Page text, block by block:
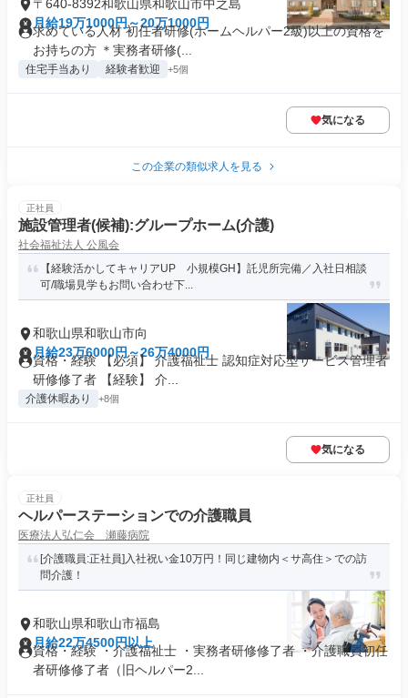
〒640-8392和歌山県和歌山市中之島
月給19万1000円～20万1000円
求めている人材 初任者研修(ホームヘルパー2級)以上の資格を
お持ちの方 ＊実務者研修(...
住宅手当あり 経験者歓迎 +5個
気になる
この企業の類似求人を見る
正社員
施設管理者(候補):グループホーム(介護)
社会福祉法人 公風会
【経験活かしてキャリアUP 小規模GH】託児所完備／入社日相談
可/職場見学もお問い合わせ下...
和歌山県和歌山市向
月給23万6000円～26万4000円
資格・経験 【必須】 介護福祉士 認知症対応型サービス管理者
研修修了者 【経験】 介...
介護休暇あり +8個
気になる
正社員
ヘルパーステーションでの介護職員
医療法人弘仁会 瀬藤病院
[介護職員:正社員]入社祝い金10万円！同じ建物内＜サ高住＞での訪
問介護！
和歌山県和歌山市福島
月給22万4500円以上
資格・経験 ・介護福祉士 ・実務者研修修了者 ・介護職員初任
者研修修了者（旧ヘルパー2...